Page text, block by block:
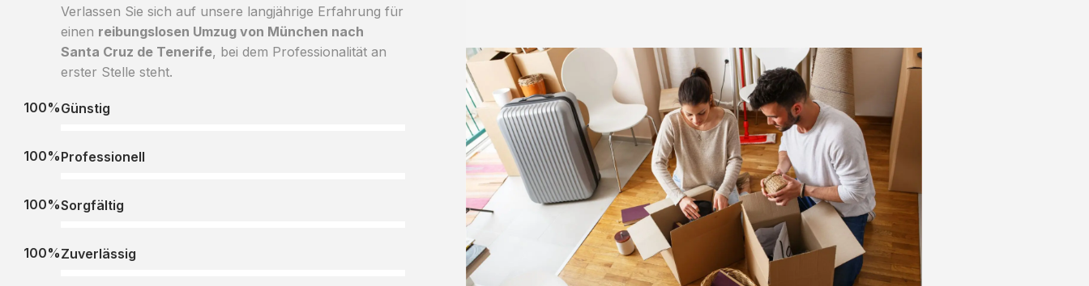
Verlassen Sie sich auf unsere langjährige Erfahrung für
einen reibungslosen Umzug von München nach
Santa Cruz de Tenerife, bei dem Professionalität an
erster Stelle steht.
Günstig
100%
Professionell
100%
Sorgfältig
100%
Zuverlässig
100%